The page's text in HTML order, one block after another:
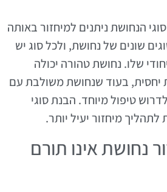
הנחושת ניתנים למיחזור באותה
שונים של נחושת, ולכל סוג יש
שלו. נחושת טהורה יכולה
יחסית, בעוד שנחושת משולבת עם
טיפול מיוחד. הבנת סוגי
מיחזור יעיל יותר.
מיחזור נחושת אינו תורם